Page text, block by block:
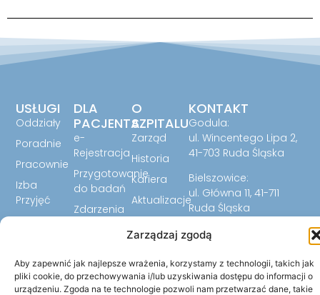
Zarządzaj zgodą
Aby zapewnić jak najlepsze wrażenia, korzystamy z technologii, takich jak
pliki cookie, do przechowywania i/lub uzyskiwania dostępu do informacji o
urządzeniu. Zgoda na te technologie pozwoli nam przetwarzać dane, takie
O
SZPITALU
Zarząd
Historia
Kariera
Aktualizacje
FAQ
DLA
PACJENTA
e-
Rejestracja
Przygotowanie
do badań
Zdarzenia
Cennik
USŁUGI
Oddziały
Poradnie
Pracownie
Izba
Przyjęć
Laboratorium
Informacji
Publicznej
KONTAKT
Godula:
ul. Wincentego Lipa 2,
41-703 Ruda Śląska
Bielszowice:
ul. Główna 11, 41-711
Ruda Śląska
32 344 07 23
32 779 59 12